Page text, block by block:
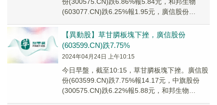
(603077.CN)跌6.25%報1.95元，廣信股份
【異動股】草甘膦板塊下挫，廣信股份
(603599.CN)跌7.75%
2024年04月24日 上午10:15
今日早盤，截至10:15，草甘膦板塊下挫。廣信股
份(603599.CN)跌7.75%報14.17元，中旗股份
(300575.CN)跌6.22%報5.88元，和邦生物